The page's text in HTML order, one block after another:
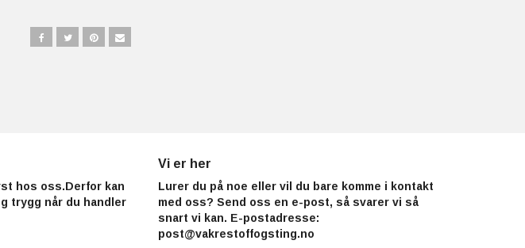
hos oss.Derfor kan
trygg når du handler
Vi er her
Lurer du på noe eller vil du bare komme i kontakt
med oss? Send oss en e-post, så svarer vi så
snart vi kan. E-postadresse:
post@vakrestoffogsting.no